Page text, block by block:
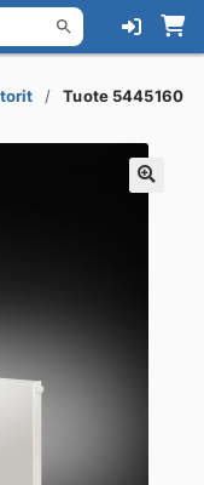
Tuote 5445160